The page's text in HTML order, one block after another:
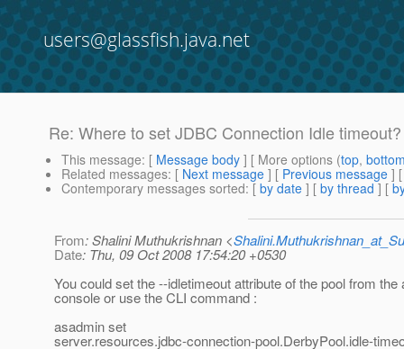
users@glassfish.java.net
Re: Where to set JDBC Connection Idle timeout?
This message: [ Message body ] [ More options (top,
Related messages: [ Next message ] [ Previous message ]
Contemporary messages sorted: [ by date ] [ by thread ] [
From: Shalini Muthukrishnan <
Date: Thu, 09 Oct 2008 17:54:20 +0530
You could set the --idletimeout attribute of the pool from the
console or use the CLI command :
asadmin set
server.resources.jdbc-connection-pool.DerbyPool.idle-